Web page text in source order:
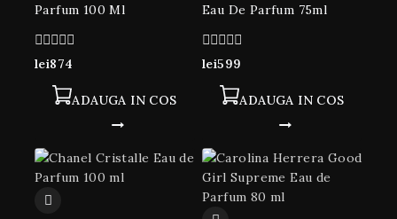
Parfum 100 Ml
0
lei874
ADAUGA IN COS
Eau De Parfum 75ml
0
lei599
ADAUGA IN COS